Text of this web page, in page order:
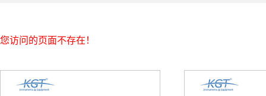
您访问的页面不存在！